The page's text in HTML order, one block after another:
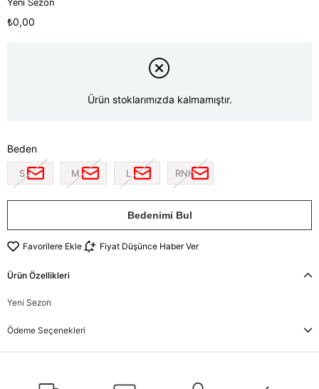
Yeni Sezon
₺0,00
Ürün stoklarımızda kalmamıştır.
Beden
S M L RNK
Bedenimi Bul
Favorilere Ekle Fiyat Düşünce Haber Ver
Ürün Özellikleri
Yeni Sezon
Ödeme Seçenekleri